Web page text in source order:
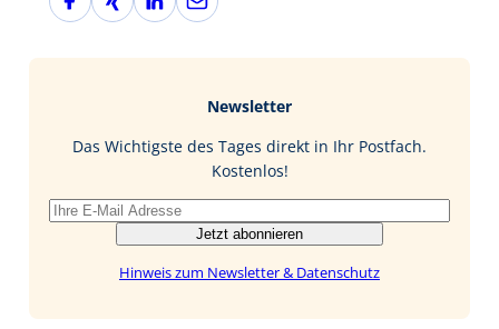
a
i
i
I
-
Newsletter
Das Wichtigste des Tages direkt in Ihr Postfach.
Kostenlos!
Jetzt abonnieren
Hinweis zum Newsletter & Datenschutz